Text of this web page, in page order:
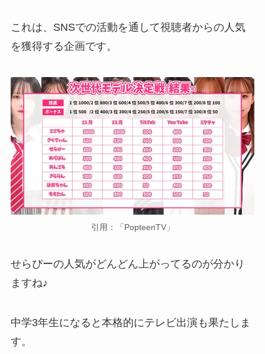
これは、SNSでの活動を通して視聴者からの人気
を獲得する企画です。
引用：「PopteenTV」
せらぴーの人気がどんどん上がってるのが分かり
ますね♪
中学3年生になると本格的にテレビ出演も果たしま
す。